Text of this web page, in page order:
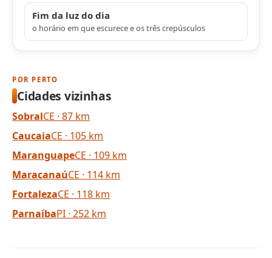
Fim da luz do dia
o horário em que escurece e os três crepúsculos
POR PERTO
Cidades vizinhas
SobralCE · 87 km
CaucaiaCE · 105 km
MaranguapeCE · 109 km
MaracanaúCE · 114 km
FortalezaCE · 118 km
ParnaíbaPI · 252 km